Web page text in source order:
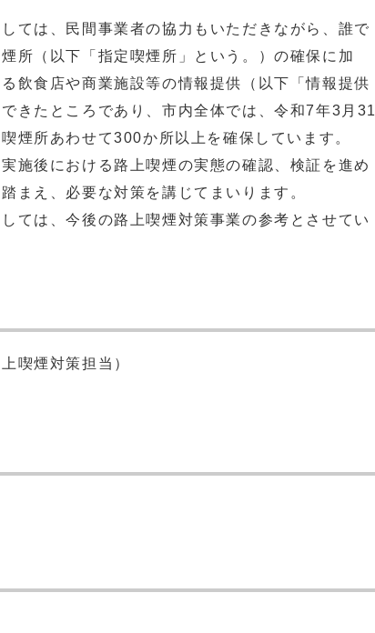
ては、民間事業者の協力もいただきながら、誰で
所（以下「指定喫煙所」という。）の確保に加
飲食店や商業施設等の情報提供（以下「情報提供
きたところであり、市内全体では、令和7年3月31
煙所あわせて300か所以上を確保しています。
施後における路上喫煙の実態の確認、検証を進め
まえ、必要な対策を講じてまいります。
ては、今後の路上喫煙対策事業の参考とさせてい
煙対策担当）